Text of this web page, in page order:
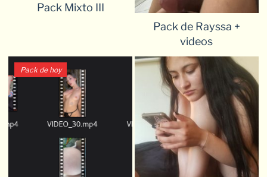
Pack Mixto III
Pack de Rayssa +
videos
Pack de hoy